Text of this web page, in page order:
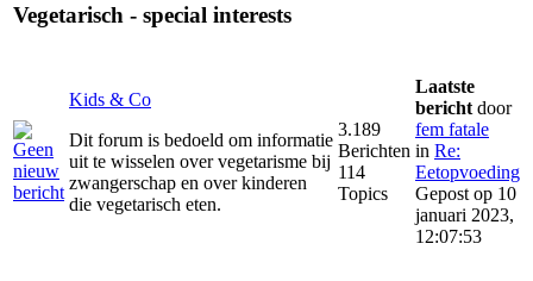
Vegetarisch - special interests
Kids & Co
Dit forum is bedoeld om informatie
uit te wisselen over vegetarisme bij
zwangerschap en over kinderen
die vegetarisch eten.
3.189
Berichten
114
Topics
Laatste
bericht door
fem fatale
in Re:
Eetopvoeding
Gepost op 10
januari 2023,
12:07:53